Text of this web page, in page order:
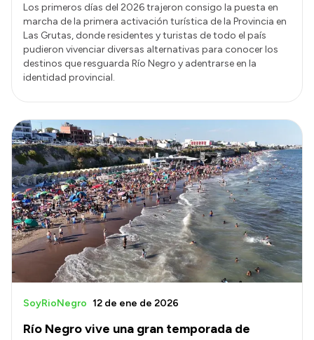
Los primeros días del 2026 trajeron consigo la puesta en
marcha de la primera activación turística de la Provincia en
Las Grutas, donde residentes y turistas de todo el país
pudieron vivenciar diversas alternativas para conocer los
destinos que resguarda Río Negro y adentrarse en la
identidad provincial.
Río Negro vive una gran temporada de
SoyRioNegro 12 de ene de 2026